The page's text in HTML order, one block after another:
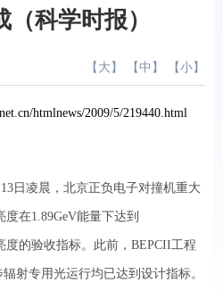
科学时报）
【 大 】 【 中 】 【 小 】
htmlnews/2009/5/219440.html
日凌晨，北京正负电子对撞机重大
在1.89GeV能量下达到
度的验收指标。此前，BEPCII工程
射专用光运行均已达到设计指标。